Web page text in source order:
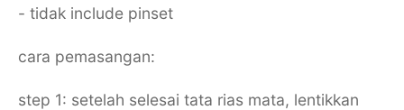
- tidak include pinset
cara pemasangan:
step 1: setelah selesai tata rias mata, lentikkan